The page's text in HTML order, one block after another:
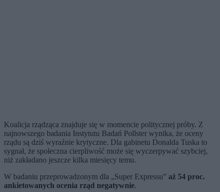
Koalicja rządząca znajduje się w momencie politycznej próby. Z
najnowszego badania Instytutu Badań Pollster wynika, że oceny
rządu są dziś wyraźnie krytyczne. Dla gabinetu Donalda Tuska to
sygnał, że społeczna cierpliwość może się wyczerpywać szybciej,
niż zakładano jeszcze kilka miesięcy temu.
W badaniu przeprowadzonym dla „Super Expressu” aż 54 proc.
ankietowanych ocenia rząd negatywnie.